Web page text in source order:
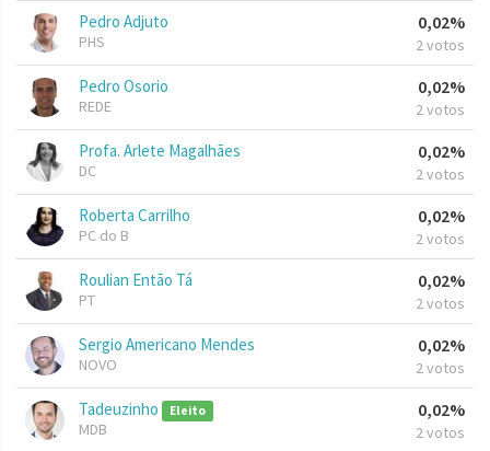
Pedro Adjuto
PHS
0,02%
2 votos
Pedro Osorio
REDE
0,02%
2 votos
Profa. Arlete Magalhães
DC
0,02%
2 votos
Roberta Carrilho
PC do B
0,02%
2 votos
Roulian Então Tá
PT
0,02%
2 votos
Sergio Americano Mendes
NOVO
0,02%
2 votos
Tadeuzinho Eleito
MDB
0,02%
2 votos